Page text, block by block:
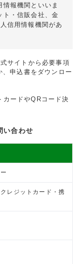
報機関といいま
ト・信販会社、金
信用情報機関があ
サイトから必要事項
申込書をダウンロー
ードやQRコード決
い合わせ
レジットカード・携